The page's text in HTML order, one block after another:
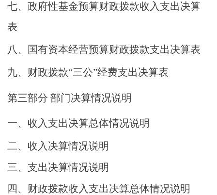
七、政府性基金预算财政拨款收入支出决算
表
八、国有资本经营预算财政拨款支出决算表
九、财政拨款“三公”经费支出决算表
第三部分 部门决算情况说明
一、收入支出决算总体情况说明
二、收入决算情况说明
三、支出决算情况说明
四、财政拨款收入支出决算总体情况说明